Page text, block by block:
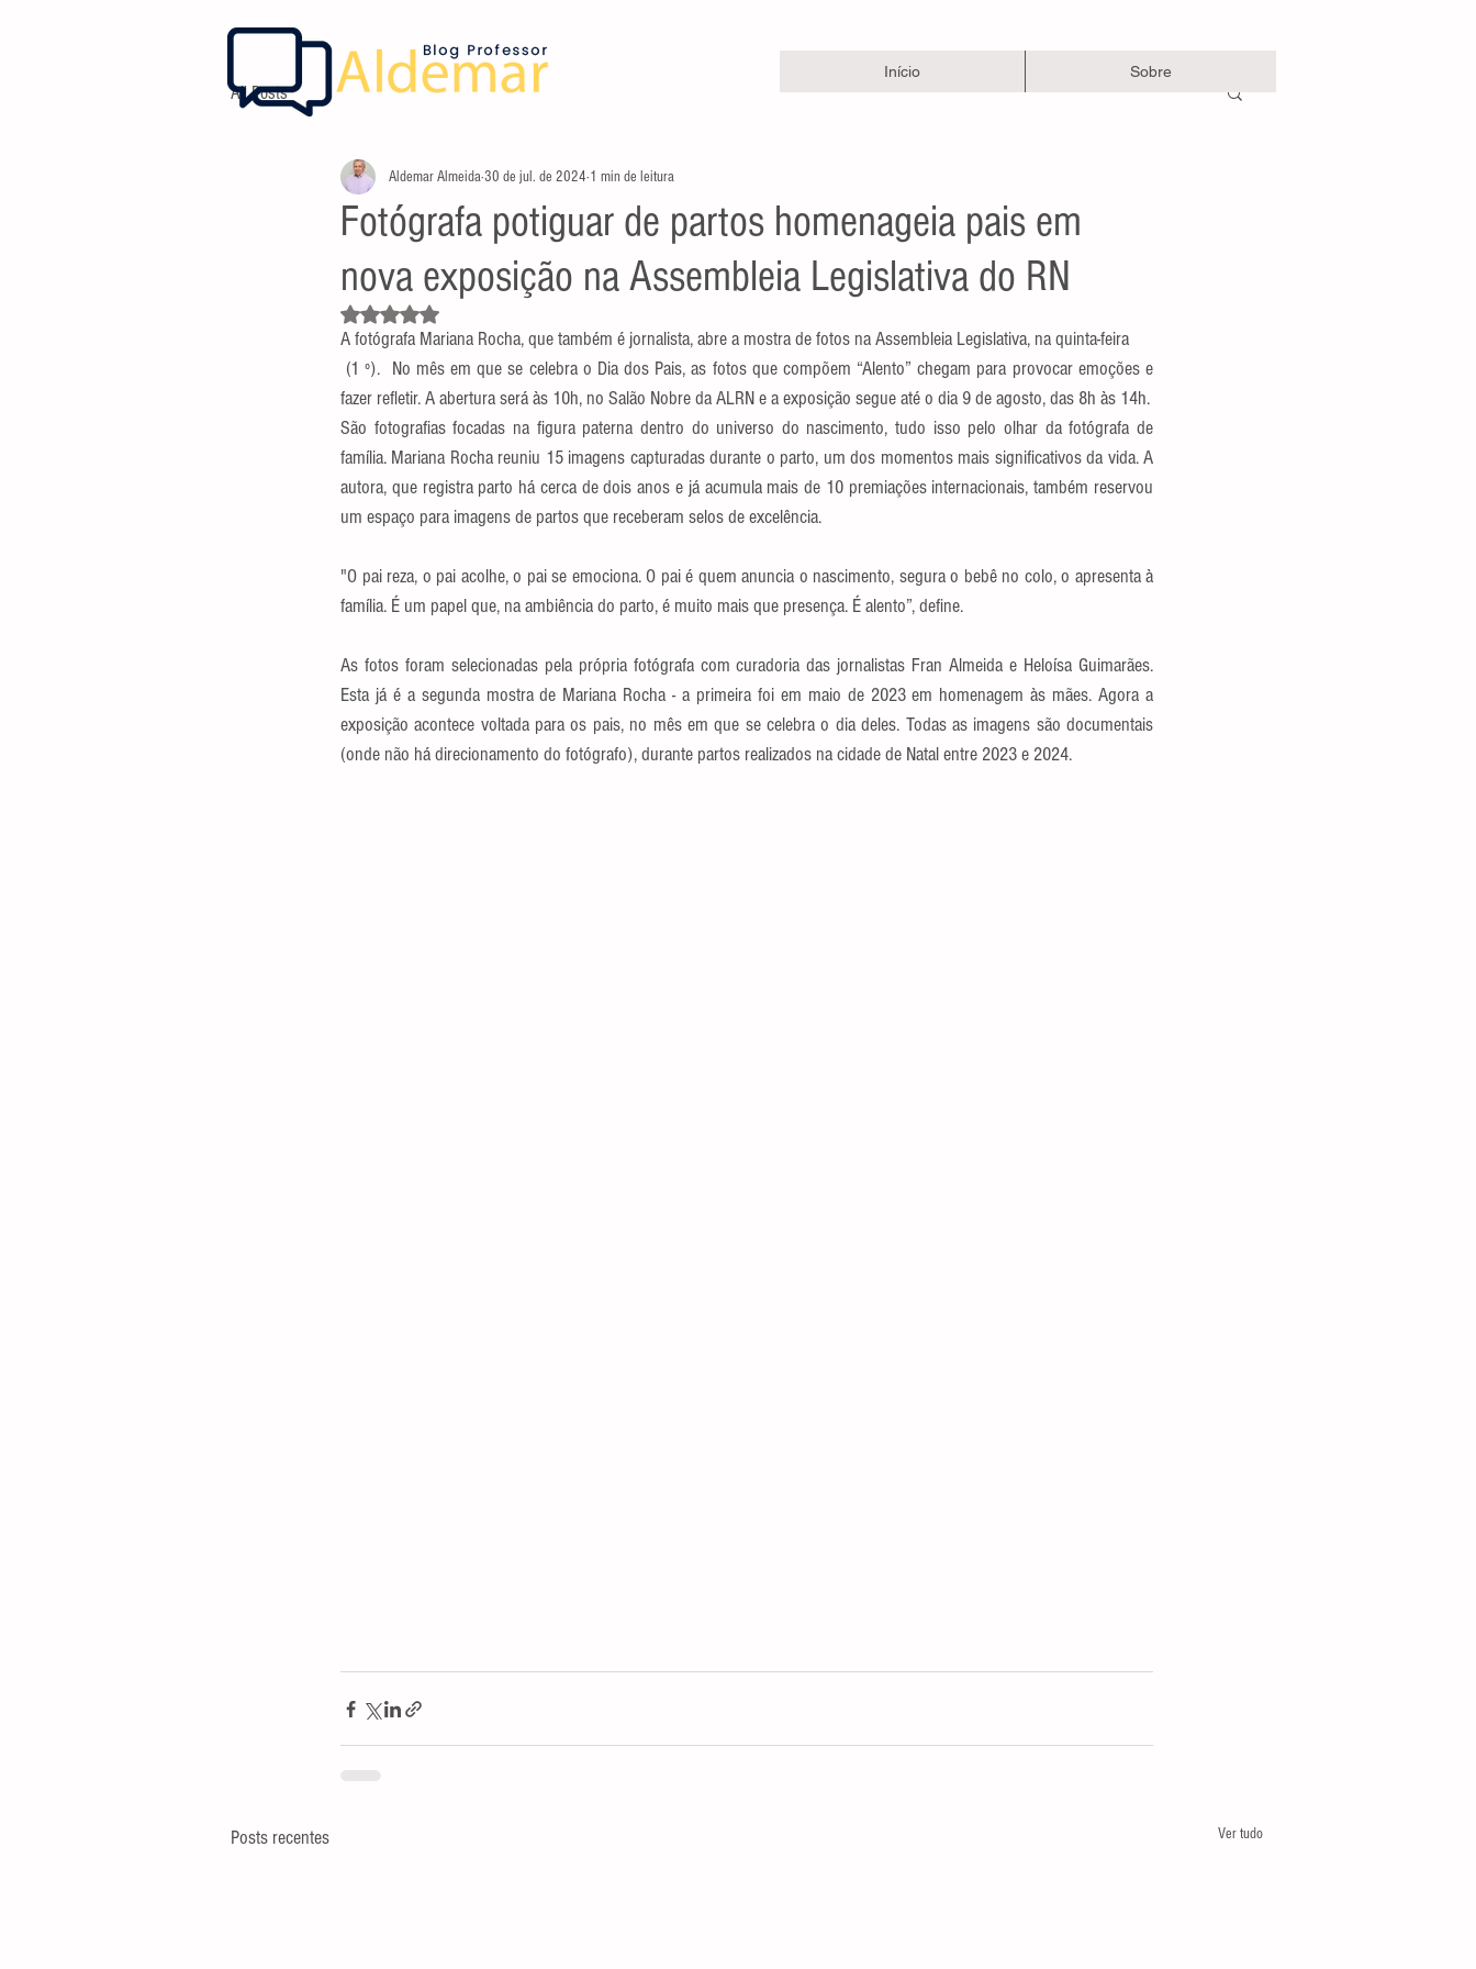
Início Sobre
All Posts
Fotógrafa potiguar de partos homenageia pais em
nova exposição na Assembleia Legislativa do RN
Aldemar Almeida30 de jul. de 2024 1 min de leitura
Avaliado com NaN de 5 estrelas.
A fotógrafa Mariana Rocha, que também é jornalista, abre a mostra de fotos na Assembleia Legislativa, na quinta-feira
fazer refletir. A abertura será às 10h, no Salão Nobre da ALRN e a exposição segue até o dia 9 de agosto, das 8h às 14h.
São fotografias focadas na figura paterna dentro do universo do nascimento, tudo isso pelo olhar da fotógrafa de
família. Mariana Rocha reuniu 15 imagens capturadas durante o parto, um dos momentos mais significativos da vida. A
autora, que registra parto há cerca de dois anos e já acumula mais de 10 premiações internacionais, também reservou
um espaço para imagens de partos que receberam selos de excelência.
"O pai reza, o pai acolhe, o pai se emociona. O pai é quem anuncia o nascimento, segura o bebê no colo, o apresenta à
família. É um papel que, na ambiência do parto, é muito mais que presença. É alento”, define.
As fotos foram selecionadas pela própria fotógrafa com curadoria das jornalistas Fran Almeida e Heloísa Guimarães.
Esta já é a segunda mostra de Mariana Rocha - a primeira foi em maio de 2023 em homenagem às mães. Agora a
exposição acontece voltada para os pais, no mês em que se celebra o dia deles. Todas as imagens são documentais
(onde não há direcionamento do fotógrafo), durante partos realizados na cidade de Natal entre 2023 e 2024.
Posts recentes Ver tudo